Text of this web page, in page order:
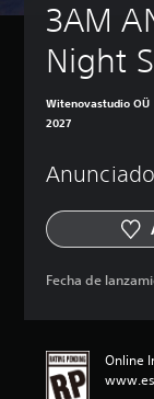
3AM
Night
Witenovastudio OÜ
2027
Fecha de
Online